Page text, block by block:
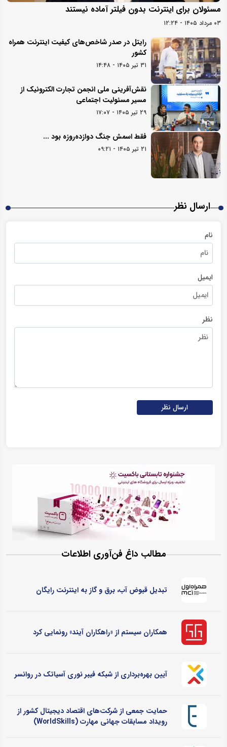
مسئولان برای اینترنت بدون فیلتر آماده نیستند
۰۳ مرداد ۱۴۰۵ - ۱۲:۲۴
رایتل در صدر شاخص‌های کیفیت اینترنت همراه
کشور
۳۱ تیر ۱۴۰۵ - ۱۴:۴۸
نقش‌آفرینی ملی انجمن تجارت الکترونیک از
مسیر مسئولیت اجتماعی
۲۹ تیر ۱۴۰۵ - ۱۷:۰۷
فقط اسمش جنگ دوازده‌روزه بود ...
۲۱ تیر ۱۴۰۵ - ۰۹:۲۱
ارسال نظر
نام
ایمیل
نظر
ارسال نظر
مطالب داغ فن‌آوری اطلاعات
تبدیل قبوض آب، برق و گاز به اینترنت رایگان
همکاران سیستم از «راهکاران آیند» رونمایی کرد
آیین بهره‌برداری از شبکه فیبر نوری آسیاتک در روانسر
حمایت جمعی از شرکت‌های اقتصاد دیجیتال کشور از
رویداد مسابقات جهانی مهارت (WorldSkills)